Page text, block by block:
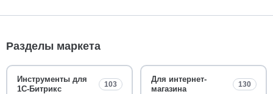
Разделы маркета
Инструменты для
1С-Битрикс
103
Для интернет-
магазина
130